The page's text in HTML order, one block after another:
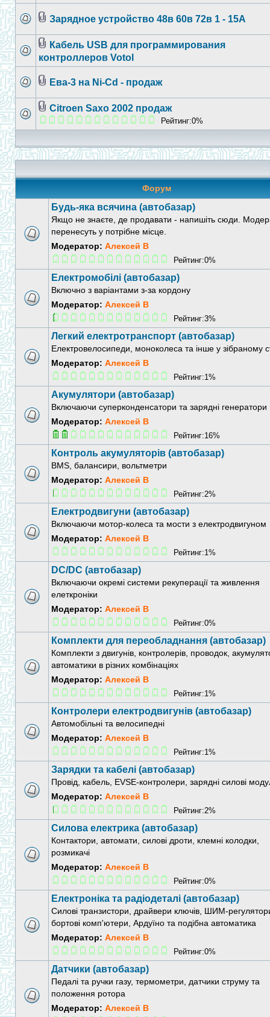
Зарядное устройство 48в 60в 72в 1 - 15A
Кабель USB для программирования
контроллеров Votol
Ева-3 на Ni-Cd - продаж
Citroen Saxo 2002 продаж
Рейтинг:0%
Форум
Будь-яка всячина (автобазар)
Якщо не знаєте, де продавати - напишіть сюди.
перенесуть у потрібне місце.
Модератор: Алексей В
Рейтинг:0%
Електромобілі (автобазар)
Включно з варіантами з-за кордону
Модератор: Алексей В
Рейтинг:3%
Легкий електротранспорт (автобазар)
Електровелосипеди, моноколеса та інше у зібраному
Модератор: Алексей В
Рейтинг:1%
Акумулятори (автобазар)
Включаючи суперконденсатори та зарядні генератори
Модератор: Алексей В
Рейтинг:16%
Контроль акумуляторів (автобазар)
BMS, балансири, вольтметри
Модератор: Алексей В
Рейтинг:2%
Електродвигуни (автобазар)
Включаючи мотор-колеса та мости з електродвигуном
Модератор: Алексей В
Рейтинг:1%
DC/DC (автобазар)
Включаючи окремі системи рекуперації та живлення
елеткроніки
Модератор: Алексей В
Рейтинг:0%
Комплекти для переобладнання (автобазар)
Комплекти з двигунів, контролерів, проводок,
автоматики в різних комбінаціях
Модератор: Алексей В
Рейтинг:1%
Контролери електродвигунів (автобазар)
Автомобільні та велосипедні
Модератор: Алексей В
Рейтинг:1%
Зарядки та кабелі (автобазар)
Провід, кабель, EVSE-контролери, зарядні силові
Модератор: Алексей В
Рейтинг:2%
Силова електрика (автобазар)
Контактори, автомати, силові дроти, клемні колодки,
розмикачі
Модератор: Алексей В
Рейтинг:0%
Електроніка та радіодеталі (автобазар)
Силові транзистори, драйвери ключів, ШИМ-
бортові комп'ютери, Ардуїно та подібна автоматика
Модератор: Алексей В
Рейтинг:0%
Датчики (автобазар)
Педалі та ручки газу, термометри, датчики струму та
положення ротора
Модератор: Алексей В